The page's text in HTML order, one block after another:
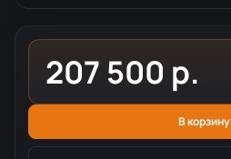
207 500 р.
В корзину